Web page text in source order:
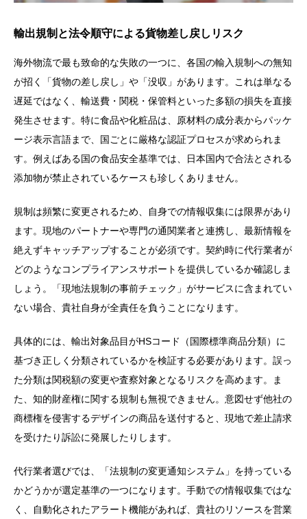
輸出規制と法令順守による貨物差し戻しリスク
海外物流で最も致命的な失敗の一つに、各国の輸入規制への無知
が招く「貨物の差し戻し」や「没収」があります。これは単なる
遅延ではなく、輸送費・関税・保管料といった多額の損失を直接
発生させます。特に食品や化粧品は、原材料の成分表からパッケ
ージ表示言語まで、国ごとに厳格な認証プロセスが求められま
す。例えばある国の食品安全基準では、日本国内で合法とされる
添加物が禁止されているケースも珍しくありません。
規制は頻繁に変更されるため、自身での情報収集には限界があり
ます。現地のパートナーや専門の通関業者と連携し、最新情報を
絶えずキャッチアップすることが必須です。契約時に代行業者が
どのようなコンプライアンスサポートを提供しているか確認しま
しょう。「現地法規制の事前チェック」がサービスに含まれてい
ない場合、貴社自身が全責任を負うことになります。
具体的には、輸出対象品目がHSコード（国際標準商品分類）に
基づき正しく分類されているかを検証する必要があります。誤っ
た分類は関税額の変更や査察対象となるリスクを高めます。ま
た、知的財産権に関する規制も無視できません。意図せず他社の
商標権を侵害するデザインの商品を送付すると、現地で差止請求
を受けたり訴訟に発展したりします。
代行業者選びでは、「法規制の変更通知システム」を持っている
かどうかが選定基準の一つになります。手動での情報収集ではな
く、自動化されたアラート機能があれば、貴社のリソースを営業